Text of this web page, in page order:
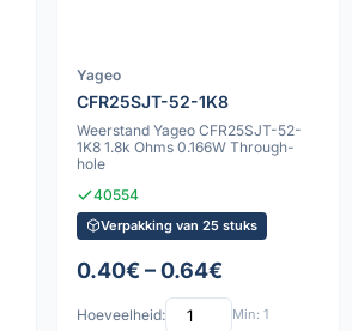
Yageo
CFR25SJT-52-1K8
Weerstand Yageo CFR25SJT-52-
1K8 1.8k Ohms 0.166W Through-
hole
40554
Verpakking van 25 stuks
0.40€ – 0.64€
Hoeveelheid: Min: 1